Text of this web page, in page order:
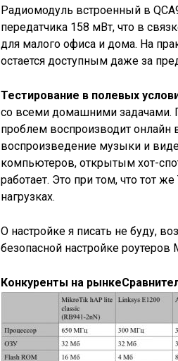
Радиомодуль встроенный в
передатчика 158 мВт, что в
для малого офиса и дома. На
остается доступным даже за
Тестирование в полевых
со всеми домашними задачами.
проблем воспроизводит онлайн
воспроизведение музыки и
компьютеров, открытым хот-
работает. Это при том, что тот
нагрузках.
О настройке я писать не буду,
безопасной настройке роутеров
Конкуренты на рынке